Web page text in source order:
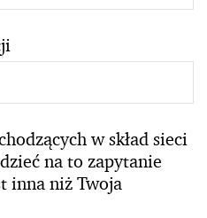
w skład sieci
na to zapytanie
inna niż Twoja